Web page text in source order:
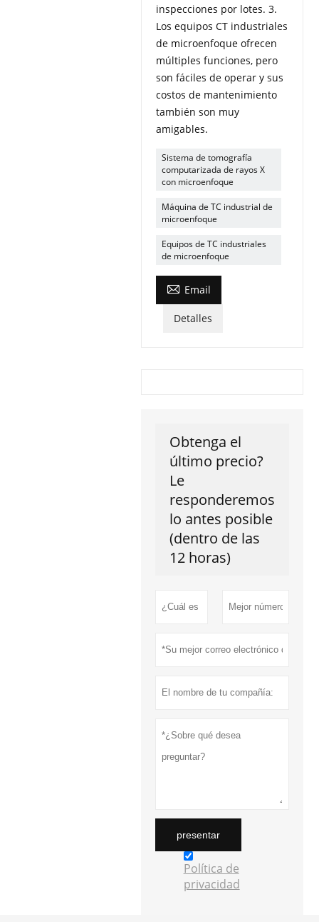
inspecciones por lotes. 3.
Los equipos CT industriales
de microenfoque ofrecen
múltiples funciones, pero
son fáciles de operar y sus
costos de mantenimiento
también son muy
amigables.
Sistema de tomografía
computarizada de rayos X
con microenfoque
Máquina de TC industrial de
microenfoque
Equipos de TC industriales
de microenfoque
 Email
Detalles
Obtenga el
último precio?
Le
responderemos
lo antes posible
(dentro de las
12 horas)
presentar
Política de
privacidad